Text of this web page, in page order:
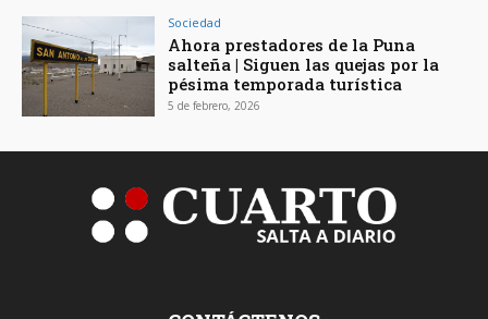
Sociedad
Ahora prestadores de la Puna
salteña | Siguen las quejas por la
pésima temporada turística
5 de febrero, 2026